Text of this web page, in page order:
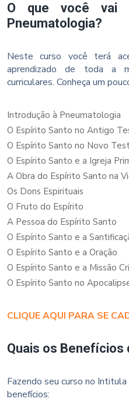
O que você vai
Pneumatologia?
Neste curso você terá
aprendizado de toda a
curriculares. Conheça um
Introdução à Pneumatologia
O Espírito Santo no Antigo
O Espírito Santo no Novo
O Espírito Santo e a Igreja
A Obra do Espírito Santo na
Os Dons Espirituais
O Fruto do Espírito
A Pessoa do Espírito Santo
O Espírito Santo e a
O Espírito Santo e a Oração
O Espírito Santo e a Missão
O Espírito Santo no
CLIQUE AQUI PARA SE
Quais os Benefícios
Fazendo seu curso no
benefícios: